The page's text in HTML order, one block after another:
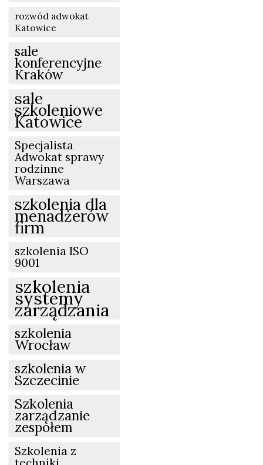
rozwód adwokat
Katowice
sale
konferencyjne
Kraków
sale
szkoleniowe
Katowice
Specjalista
Adwokat sprawy
rodzinne
Warszawa
szkolenia dla
menadżerów
firm
szkolenia ISO
9001
szkolenia
systemy
zarządzania
szkolenia
Wrocław
szkolenia w
Szczecinie
Szkolenia
zarządzanie
zespołem
Szkolenia z